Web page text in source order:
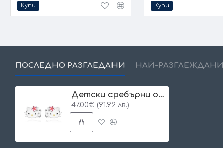
Купи Купи
ПОСЛЕДНО РАЗГЛЕДАНИ НАЙ-РАЗГЛЕЖДАНИ
Детски сребърни обеци Sweet Kitty
47.00€ (91.92 лв.)